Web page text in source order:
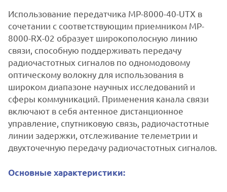
Использование передатчика MP-8000-40-UTX в
сочетании с соответствующим приемником MP-
8000-RX-02 образует широкополосную линию
связи, способную поддерживать передачу
радиочастотных сигналов по одномодовому
оптическому волокну для использования в
широком диапазоне научных исследований и
сферы коммуникаций. Применения канала связи
включают в себя антенное дистанционное
управление, спутниковую связь, радиочастотные
линии задержки, отслеживание телеметрии и
двухточечную передачу радиочастотных сигналов.
Основные характеристики: